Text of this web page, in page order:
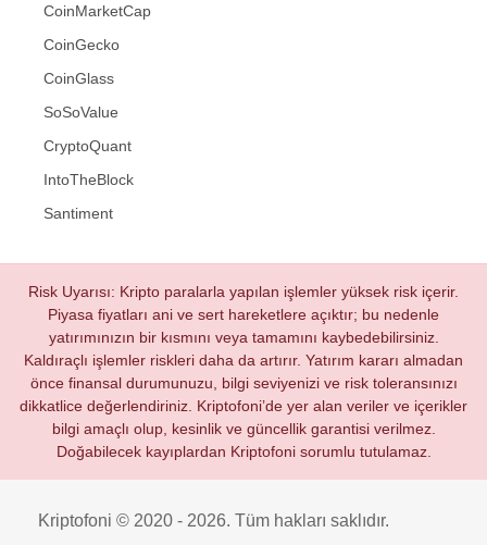
CoinMarketCap
CoinGecko
CoinGlass
SoSoValue
CryptoQuant
IntoTheBlock
Santiment
Risk Uyarısı: Kripto paralarla yapılan işlemler yüksek risk içerir.
Piyasa fiyatları ani ve sert hareketlere açıktır; bu nedenle
yatırımınızın bir kısmını veya tamamını kaybedebilirsiniz.
Kaldıraçlı işlemler riskleri daha da artırır. Yatırım kararı almadan
önce finansal durumunuzu, bilgi seviyenizi ve risk toleransınızı
dikkatlice değerlendiriniz. Kriptofoni’de yer alan veriler ve içerikler
bilgi amaçlı olup, kesinlik ve güncellik garantisi verilmez.
Doğabilecek kayıplardan Kriptofoni sorumlu tutulamaz.
Kriptofoni © 2020 - 2026. Tüm hakları saklıdır.